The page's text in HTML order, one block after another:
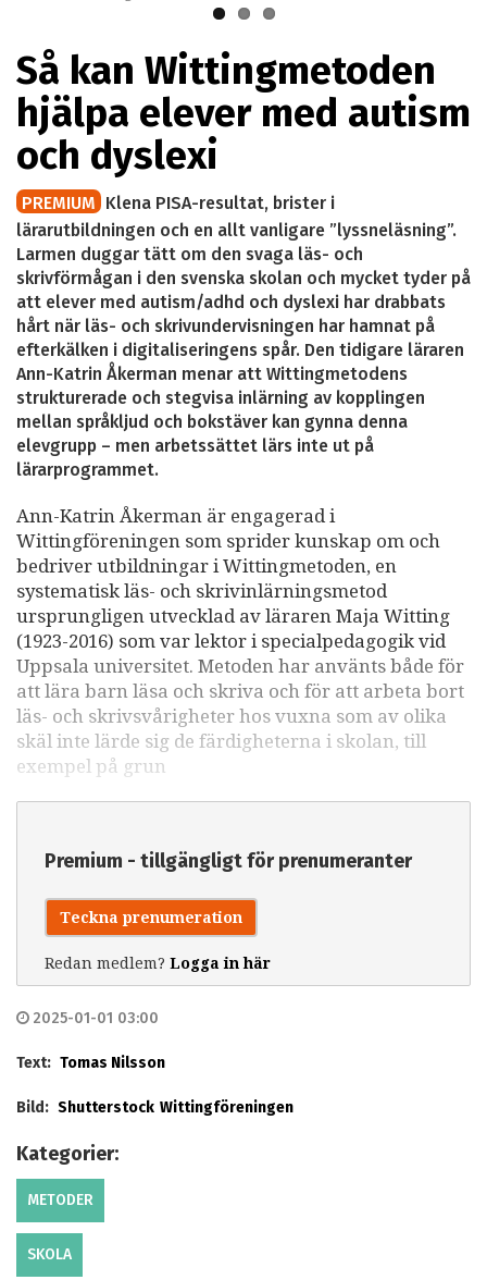
Så kan Wittingmetoden
hjälpa elever med autism
och dyslexi
PREMIUM Klena PISA-resultat, brister i
lärarutbildningen och en allt vanligare ”lyssneläsning”.
Larmen duggar tätt om den svaga läs- och
skrivförmågan i den svenska skolan och mycket tyder på
att elever med autism/adhd och dyslexi har drabbats
hårt när läs- och skrivundervisningen har hamnat på
efterkälken i digitaliseringens spår. Den tidigare läraren
Ann-Katrin Åkerman menar att Wittingmetodens
strukturerade och stegvisa inlärning av kopplingen
mellan språkljud och bokstäver kan gynna denna
elevgrupp – men arbetssättet lärs inte ut på
lärarprogrammet.
Ann-Katrin Åkerman är engagerad i
Wittingföreningen som sprider kunskap om och
bedriver utbildningar i Wittingmetoden, en
systematisk läs- och skrivinlärningsmetod
ursprungligen utvecklad av läraren Maja Witting
(1923-2016) som var lektor i specialpedagogik vid
Uppsala universitet. Metoden har använts både för
att lära barn läsa och skriva och för att arbeta bort
läs- och skrivsvårigheter hos vuxna som av olika
skäl inte lärde sig de färdigheterna i skolan, till
exempel på grun
Premium - tillgängligt för prenumeranter
Teckna prenumeration
Redan medlem? Logga in här
2025-01-01 03:00
Text: Tomas Nilsson
Bild: Shutterstock Wittingföreningen
Kategorier:
METODER
SKOLA